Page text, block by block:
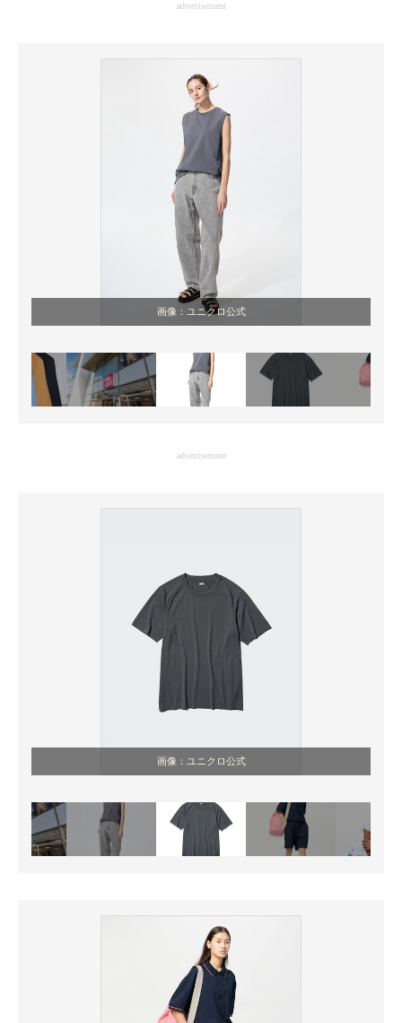
advertisement
画像：ユニクロ公式
advertisement
画像：ユニクロ公式